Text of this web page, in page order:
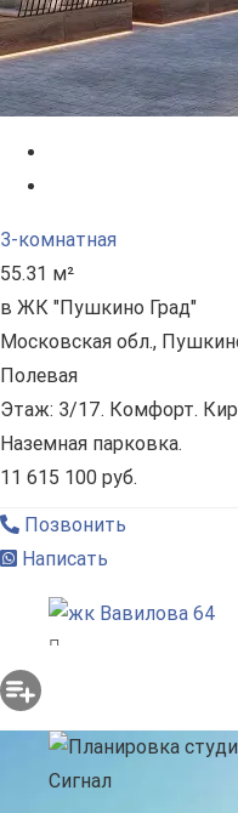
3-комнатная
55.31 м²
в ЖК "Пушкино Град"
Московская обл.,
Полевая
Этаж: 3/17. Комфорт.
Наземная парковка.
11 615 100 руб.
Позвонить
Написать